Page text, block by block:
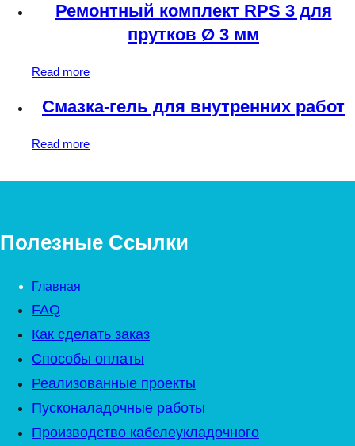
Ремонтный комплект RPS 3 для
прутков Ø 3 мм
Read more
Смазка-гель для внутренних работ
Read more
Полезные Ссылки
Главная
FAQ
Как сделать заказ
Способы оплаты
Реализованные проекты
Пусконаладочные работы
Производство кабелеукладочного